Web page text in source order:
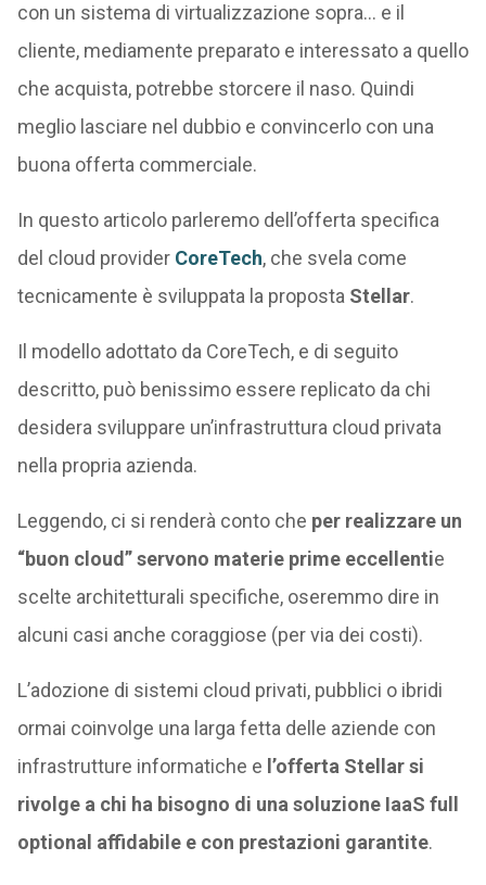
con un sistema di virtualizzazione sopra… e il
cliente, mediamente preparato e interessato a quello
che acquista, potrebbe storcere il naso. Quindi
meglio lasciare nel dubbio e convincerlo con una
buona offerta commerciale.
In questo articolo parleremo dell’offerta specifica
del cloud provider CoreTech, che svela come
tecnicamente è sviluppata la proposta Stellar.
Il modello adottato da CoreTech, e di seguito
descritto, può benissimo essere replicato da chi
desidera sviluppare un’infrastruttura cloud privata
nella propria azienda.
Leggendo, ci si renderà conto che per realizzare un
“buon cloud” servono materie prime eccellentie
scelte architetturali specifiche, oseremmo dire in
alcuni casi anche coraggiose (per via dei costi).
L’adozione di sistemi cloud privati, pubblici o ibridi
ormai coinvolge una larga fetta delle aziende con
infrastrutture informatiche e l’offerta Stellar si
rivolge a chi ha bisogno di una soluzione IaaS full
optional affidabile e con prestazioni garantite.